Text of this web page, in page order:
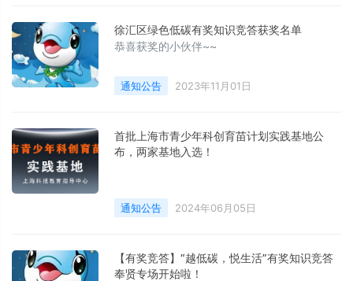
徐汇区绿色低碳有奖知识竞答获奖名单
恭喜获奖的小伙伴~~
通知公告 2023年11月01日
首批上海市青少年科创育苗计划实践基地公
布，两家基地入选！
通知公告 2024年06月05日
【有奖竞答】“越低碳，悦生活”有奖知识竞答
奉贤专场开始啦！